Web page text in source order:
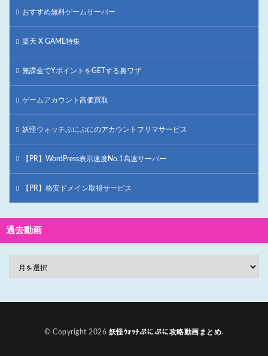
おすすめ無料ゲームサーバー
楽天 X GAME特集
無課金でYポイントをGETする裏ワザ
ゲームアカウント高価買取
妖怪ウォッチぷにぷにのアカウントフリマサービス
【PR】WordPress表示速度No.1高速サーバー
【PR】格安ドメイン取得サービス
過去動画
© Copyright 2026 妖怪ｳｫｯﾁぷにぷに攻略動画まとめ.